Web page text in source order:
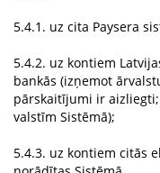
5.4.1. uz cita Paysera
5.4.2. uz kontiem
bankās (izņemot
pārskaitījumi ir
valstīm Sistēmā);
5.4.3. uz kontiem citās